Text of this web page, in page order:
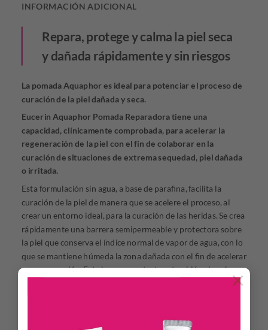
×
INFORMACIÓN ADICIONAL
Repara, protege y calma la piel seca
y dañada rápidamente y sin riesgos
La pomada Aquaphor es ideal para potenciar el proceso de
curación de la piel dañada y seca.
Eucerin Aquaphor Pomada Reparadora tiene una
capacidad, clínicamente comprobada, para acelerar la
regeneración de la piel con el fin de colaborar en la
curación de situaciones de extrema sequedad, piel dañada
o irritada.
Esta formulación sin agua, a base de parafina, facilita la
curación de la piel de manera que se acelere el proceso, al
crear un entorno ideal, para la curación de las heridas. Se crea
rápidamente una barrera semipermeable y protectora sobre
la piel que conserva el índice normal de vapor de agua, con lo
que se mantiene húmeda la zona dañada con el fin de acelerar
su regeneración. Esta barrera protectora también absorbe y
retiene los exudados naturales de la herida en el proceso de
curación. Los ingredientes activos pantenol y bisabolol
para acelerar la regeneración de la piel. También contienen